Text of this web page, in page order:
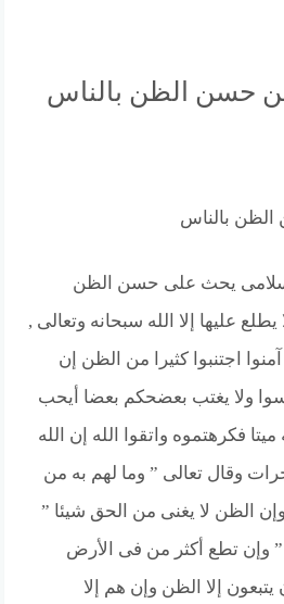
حسن الظن بالناس
بالناس
يحث على حسن الظن
عليها إلا الله سبحانه وتعالى ,
اجتنبوا كثيرا من الظن إن
ولا يغتب بعضحكم بعضا أيحب
فكرهتموه واتقوا الله إن الله
وقال تعالى ” وما لهم به من
الظن لا يغنى من الحق شيئا ”
وإن تطع أكثر من فى الأرض
إلا الظن وإن هم إلا